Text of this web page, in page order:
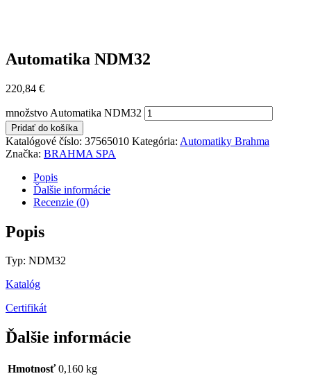
Automatika NDM32
220,84 €
množstvo Automatika NDM32
Pridať do košíka
Katalógové číslo: 37565010 Kategória: Automatiky Brahma
Značka: BRAHMA SPA
Popis
Ďalšie informácie
Recenzie (0)
Popis
Typ: NDM32
Katalóg
Certifikát
Ďalšie informácie
Hmotnosť 0,160 kg